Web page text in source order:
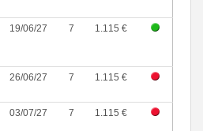
19/06/27 7 1.115 €
26/06/27 7 1.115 €
03/07/27 7 1.115 €